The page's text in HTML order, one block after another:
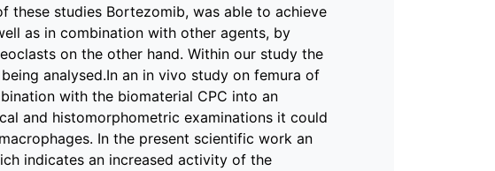
these studies Bortezomib, was able to achieve
as in combination with other agents, by
on the other hand. Within our study the
analysed.In an in vivo study on femura of
with the biomaterial CPC into an
and histomorphometric examinations it could
In the present scientific work an
indicates an increased activity of the